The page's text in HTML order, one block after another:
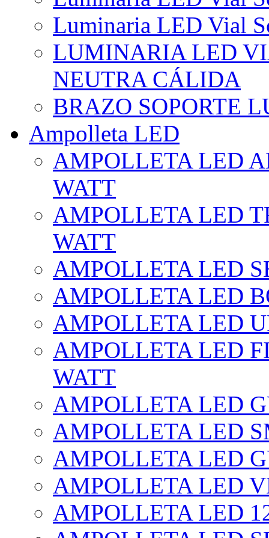
Luminaria LED Vial
LUMINARIA LED
NEUTRA CÁLIDA
BRAZO SOPORTE
Ampolleta LED
AMPOLLETA LED
WATT
AMPOLLETA LED
WATT
AMPOLLETA LED
AMPOLLETA LED
AMPOLLETA LED
AMPOLLETA LED
WATT
AMPOLLETA LED
AMPOLLETA LED
AMPOLLETA LED
AMPOLLETA LED
AMPOLLETA LED